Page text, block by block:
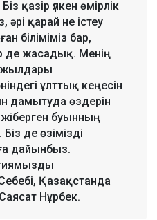
қазір үлкен өмірлік
қарай не істеу
біліміміз бар,
де жасадық. Менің
жылдары
ұлттық кеңесін
дамытуда өздерін
буынның
де өзімізді
дайынбыз.
Қазақстанда
Нұрбек.